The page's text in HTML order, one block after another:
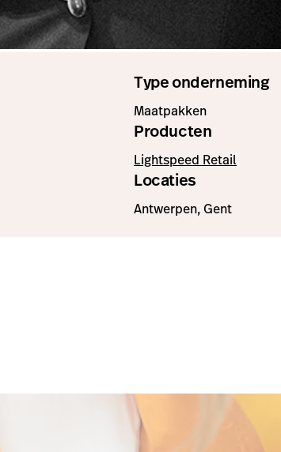
Type onderneming
Maatpakken
Producten
Lightspeed Retail
Locaties
Antwerpen, Gent